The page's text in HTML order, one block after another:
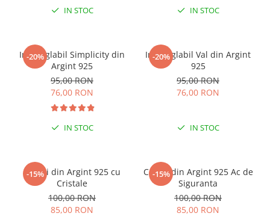
IN STOC IN STOC
-20%
Inel reglabil Simplicity din
Argint 925
95,00 RON
76,00 RON
IN STOC
-20%
Inel reglabil Val din Argint
925
95,00 RON
76,00 RON
IN STOC
-15%
Cercei din Argint 925 cu
Cristale
100,00 RON
85,00 RON
-15%
Cercei din Argint 925 Ac de
Siguranta
100,00 RON
85,00 RON